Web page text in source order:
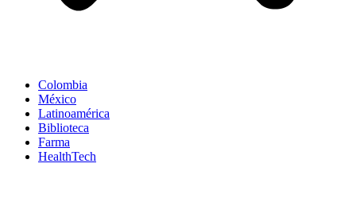
Colombia
México
Latinoamérica
Biblioteca
Farma
HealthTech